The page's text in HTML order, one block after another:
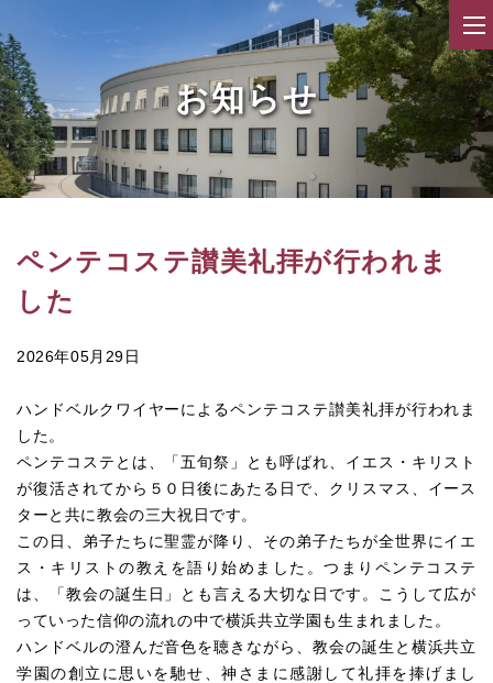
お知らせ
ペンテコステ讃美礼拝が行われま
した
2026年05月29日
ハンドベルクワイヤーによるペンテコステ讃美礼拝が行われま
した。
ペンテコステとは、「五旬祭」とも呼ばれ、イエス・キリスト
が復活されてから５０日後にあたる日で、クリスマス、イース
ターと共に教会の三大祝日です。
この日、弟子たちに聖霊が降り、その弟子たちが全世界にイエ
ス・キリストの教えを語り始めました。つまりペンテコステ
は、「教会の誕生日」とも言える大切な日です。こうして広が
っていった信仰の流れの中で横浜共立学園も生まれました。
ハンドベルの澄んだ音色を聴きながら、教会の誕生と横浜共立
学園の創立に思いを馳せ、神さまに感謝して礼拝を捧げまし